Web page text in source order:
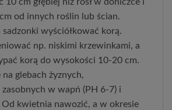
10 cm głębiej niż rósł w doniczce i
od innych roślin lub ścian.
sadzonki wyściółkować korą.
np. niskimi krzewinkami, a
korą do wysokości 10-20 cm.
glebach żyznych,
w wapń (PH 6-7) i
kwietnia nawozić, a w okresie